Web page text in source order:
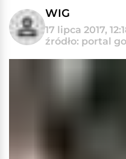
WIG
17 lipca 2017,
źródło: portal